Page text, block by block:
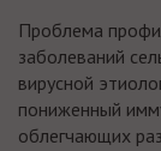
Проблема
заболеваний
вирусной
пониженный
облегчающих